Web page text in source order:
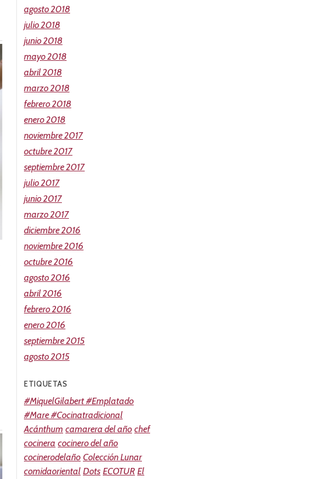
agosto 2018
julio 2018
junio 2018
mayo 2018
abril 2018
marzo 2018
febrero 2018
enero 2018
noviembre 2017
octubre 2017
septiembre 2017
julio 2017
junio 2017
marzo 2017
diciembre 2016
noviembre 2016
octubre 2016
agosto 2016
abril 2016
febrero 2016
enero 2016
septiembre 2015
agosto 2015
ETIQUETAS
#MiquelGilabert #Emplatado
#Mare #Cocinatradicional
Acánthum camarera del año chef
cocinera cocinero del año
cocinerodelaño Colección Lunar
comidaoriental Dots ECOTUR El